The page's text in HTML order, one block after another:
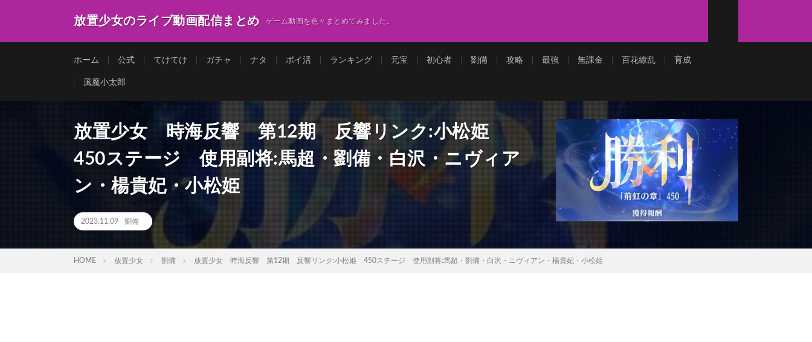
放置少女のライブ動画配信まとめ ゲーム動画を色々まとめてみました。
ホーム 公式 てけてけ ガチャ ナタ ポイ活 ランキング 元宝 初心者 劉備 攻略 最強 無課金 百花繚乱 育成
風魔小太郎
放置少女 時海反響 第12期 反響リンク:小松姫
450ステージ 使用副将:馬超・劉備・白沢・ニヴィア
ン・楊貴妃・小松姫
2023.11.09 劉備
HOME 放置少女 劉備 放置少女 時海反響 第12期 反響リンク:小松姫 450ステージ 使用副将:馬超・劉備・白沢・ニヴィアン・楊貴妃・小松姫